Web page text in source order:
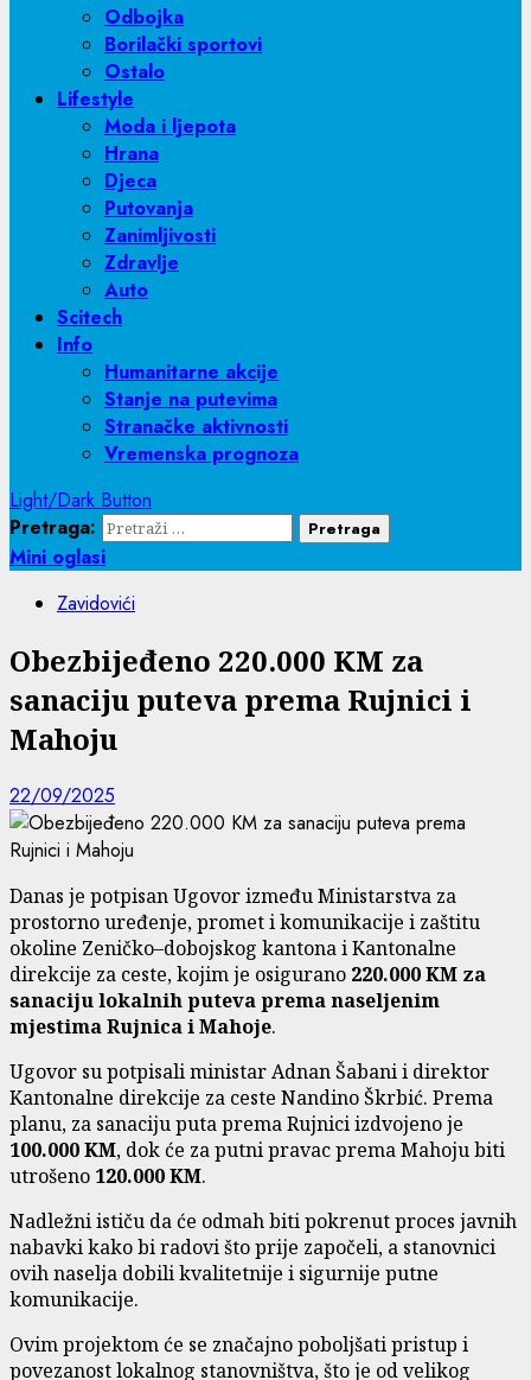
Odbojka
Borilački sportovi
Ostalo
Lifestyle
Moda i ljepota
Hrana
Djeca
Putovanja
Zanimljivosti
Zdravlje
Auto
Scitech
Info
Humanitarne akcije
Stanje na putevima
Stranačke aktivnosti
Vremenska prognoza
Light/Dark Button
Pretraga:
Mini oglasi
Zavidovići
Obezbijeđeno 220.000 KM za
sanaciju puteva prema Rujnici i
Mahoju
22/09/2025
Danas je potpisan Ugovor između Ministarstva za
prostorno uređenje, promet i komunikacije i zaštitu
okoline Zeničko–dobojskog kantona i Kantonalne
direkcije za ceste, kojim je osigurano 220.000 KM za
sanaciju lokalnih puteva prema naseljenim
mjestima Rujnica i Mahoje.
Ugovor su potpisali ministar Adnan Šabani i direktor
Kantonalne direkcije za ceste Nandino Škrbić. Prema
planu, za sanaciju puta prema Rujnici izdvojeno je
100.000 KM, dok će za putni pravac prema Mahoju biti
utrošeno 120.000 KM.
Nadležni ističu da će odmah biti pokrenut proces javnih
nabavki kako bi radovi što prije započeli, a stanovnici
ovih naselja dobili kvalitetnije i sigurnije putne
komunikacije.
Ovim projektom će se značajno poboljšati pristup i
povezanost lokalnog stanovništva, što je od velikog